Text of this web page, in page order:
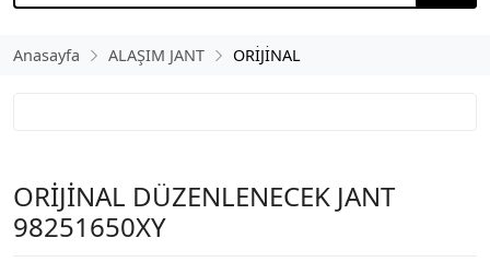
Anasayfa ALAŞIM JANT ORİJİNAL
ORİJİNAL DÜZENLENECEK JANT
98251650XY